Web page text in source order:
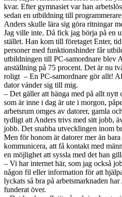
kvar. Efter gymnasiet var han
sedan en utbildning till
Anders skulle lära sig göra ritningar
Jag ville inte. Då fick jag börja på en
stället. Han kom till företaget Enter,
personer med funktionshinder får
utbildningen till PC-samordnare blev
anställning på 75 procent. Det är nu
roligt – En PC-samordnare gör allt!
dator vänder sig till mig.
– Det gäller att hänga med på allt nytt
som är inne i dag är ute i morgon,
arbetsrum omges av datorer, gamla
tydligt att Anders trivs med sitt jobb,
jobb. Det snabba utvecklingen inom
Men för honom är datorer mer än
kommunicera, att få kontakt med
en möjlighet att syssla med det han
– Vi har internet här, som jag också
någon fil eller information för att
lyckats så bra på arbetsmarknaden
funderat över.